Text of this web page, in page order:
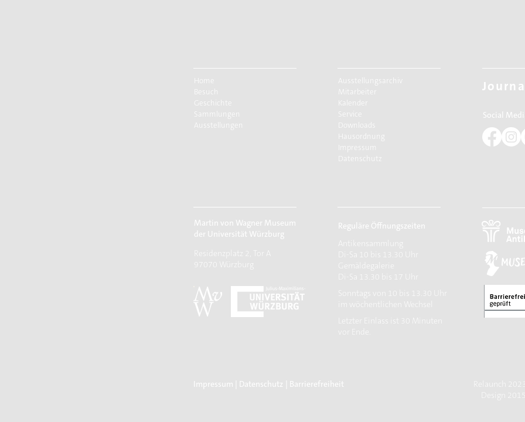
Home
Geschichte
Sammlungen
Ausstellungen
Ausstellungsarchiv
Mitarbeiter
Kalender
Downloads
Hausordnung
Datenschutz
Social
Martin von Wagner Museum
der Universität Würzburg
Residenzplatz 2, Tor A
97070 Würzburg
Reguläre Öffnungszeiten
Antikensammlung
Gemäldegalerie
Sonntags von 10 bis 13.30 Uhr
im wöchentlichen Wechsel
​Letzter Einlass ist 30 Minuten
Relaunch
Design
Impressum Datenschutz | Barrierefreiheit